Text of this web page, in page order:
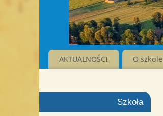
AKTUALNOŚCI O szkole
Szkoła